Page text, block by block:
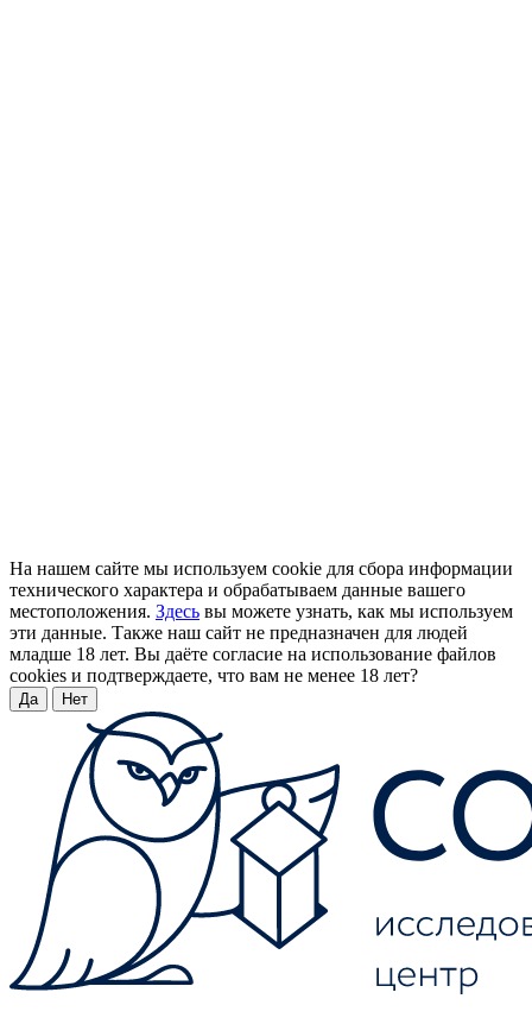
На нашем сайте мы используем cookie для сбора информации
технического характера и обрабатываем данные вашего
местоположения. Здесь вы можете узнать, как мы используем
эти данные. Также наш сайт не предназначен для людей
младше 18 лет. Вы даёте согласие на использование файлов
cookies и подтверждаете, что вам не менее 18 лет?
Да Нет